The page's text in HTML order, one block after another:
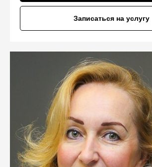
Записаться на услугу